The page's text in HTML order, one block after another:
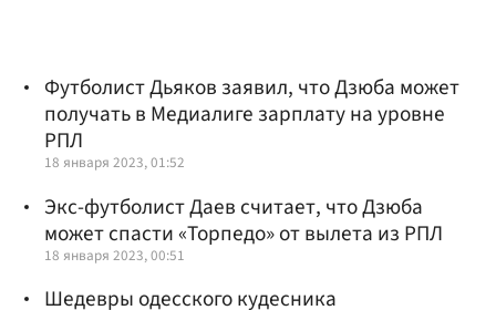
Футболист Дьяков заявил, что Дзюба может
получать в Медиалиге зарплату на уровне
РПЛ
18 января 2023, 01:52
Экс-футболист Даев считает, что Дзюба
может спасти «Торпедо» от вылета из РПЛ
18 января 2023, 00:51
Шедевры одесского кудесника